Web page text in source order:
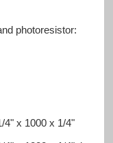
photoresistor:
4" x 1000 x 1/4"